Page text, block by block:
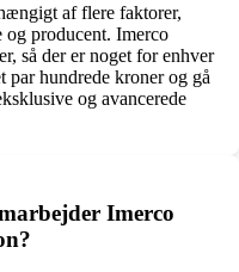
af flere faktorer,
og producent. Imerco
så der er noget for enhver
par hundrede kroner og gå
og avancerede
Imerco